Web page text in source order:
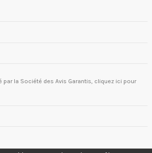
par la Société des Avis Garantis, cliquez ici pour